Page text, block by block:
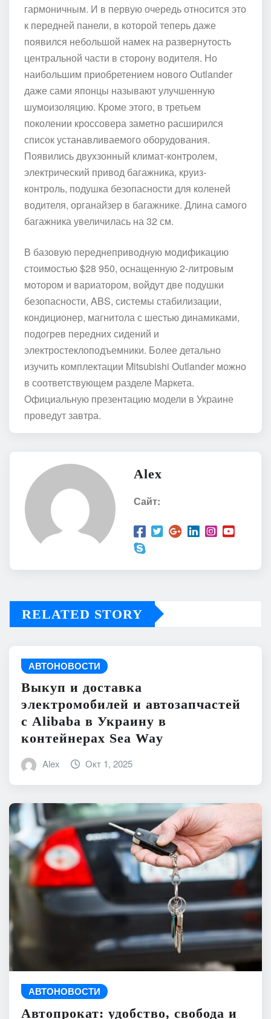
гармоничным. И в первую очередь относится это
к передней панели, в которой теперь даже
появился небольшой намек на развернутость
центральной части в сторону водителя. Но
наибольшим приобретением нового Outlander
даже сами японцы называют улучшенную
шумоизоляцию. Кроме этого, в третьем
поколении кроссовера заметно расширился
список устанавливаемого оборудования.
Появились двухзонный климат-контролем,
электрический привод багажника, круиз-
контроль, подушка безопасности для коленей
водителя, органайзер в багажнике. Длина самого
багажника увеличилась на 32 см.
В базовую переднеприводную модификацию
стоимостью $28 950, оснащенную 2-литровым
мотором и вариатором, войдут две подушки
безопасности, ABS, системы стабилизации,
кондиционер, магнитола с шестью динамиками,
подогрев передних сидений и
электростеклоподъемники. Более детально
изучить комплектации Mitsubishi Outlander можно
в соответствующем разделе Маркета.
Официальную презентацию модели в Украине
проведут завтра.
Alex
Сайт:
RELATED STORY
АВТОНОВОСТИ
Выкуп и доставка
электромобилей и автозапчастей
с Alibaba в Украину в
контейнерах Sea Way
Alex Окт 1, 2025
АВТОНОВОСТИ
Автопрокат: удобство, свобода и